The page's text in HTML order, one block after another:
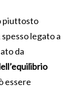
piuttosto
spesso legato a
da
essere